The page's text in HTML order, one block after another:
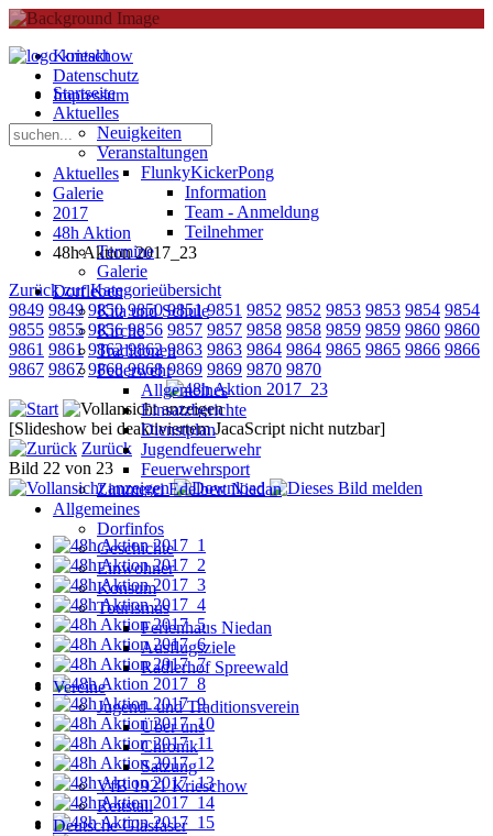
Startseite
Aktuelles
Neuigkeiten
Veranstaltungen
FlunkyKickerPong
Information
Team - Anmeldung
Teilnehmer
Termine
Galerie
Dorfleben
Kita und Schule
Kirche
Traditionen
Feuerwehr
Allgemeines
Einsatzberichte
Dienstplan
Jugendfeuerwehr
Feuerwehrsport
Zimmerei Edelbert Niedan
Allgemeines
Dorfinfos
Geschichte
Einwohner
Konsum
Tourismus
Ferienhaus Niedan
Ausflugsziele
Radlerhof Spreewald
Vereine
Jugend- und Traditionsverein
Über uns
Chronik
Satzung
VfB 1921 Krieschow
Reitstall
Deutsche Glasfaser
Kontakt
Datenschutz
Impressum
Aktuelles
Galerie
2017
48h Aktion
48h Aktion 2017_23
Zurück zur Kategorieübersicht
9849 9849 9850 9850 9851 9851 9852 9852 9853 9853 9854 9854
9855 9855 9856 9856 9857 9857 9858 9858 9859 9859 9860 9860
9861 9861 9862 9862 9863 9863 9864 9864 9865 9865 9866 9866
9867 9867 9868 9868 9869 9869 9870 9870
[Slideshow bei deaktiviertem JacaScript nicht nutzbar]
Zurück
Bild 22 von 23